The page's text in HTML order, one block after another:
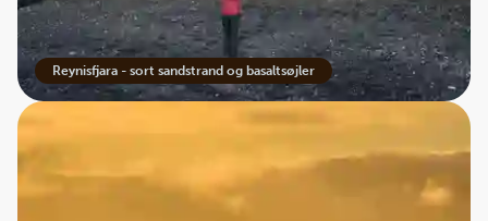
At leve på kanten af naturens kræfter
Reynisfjara - sort sandstrand og basaltsøjler